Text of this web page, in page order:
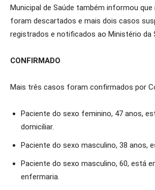
Municipal de Saúde também informou
foram descartados e mais dois casos
registrados e notificados ao Ministério da
CONFIRMADO
Mais três casos foram confirmados por
Paciente do sexo feminino, 47 anos,
domiciliar.
Paciente do sexo masculino, 38 anos,
Paciente do sexo masculino, 60, está
enfermaria.